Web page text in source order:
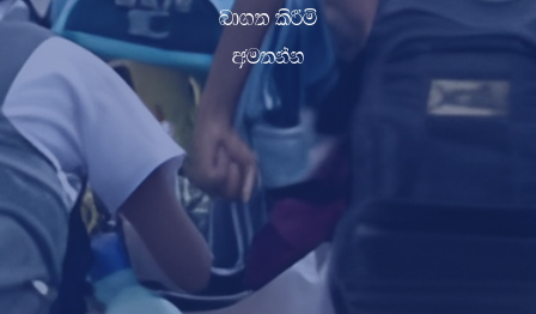
nd.; lsÍï
wu;kak